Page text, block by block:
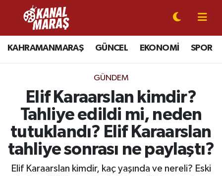
KAHRAMANMARAŞ GÜNCEL EKONOMİ SPOR
GÜNDEM
Elif Karaarslan kimdir?
Tahliye edildi mi, neden
tutuklandı? Elif Karaarslan
tahliye sonrası ne paylaştı?
Elif Karaarslan kimdir, kaç yaşında ve nereli? Eski
CANLI YAYIN
KAHRAMANMARAŞ
GÜNCEL
SPOR
SİYASET
EKONOMİ
Kahramanmaraş Nöbetçi Eczaneler
Kahramanmaraş Hava Durumu
Kahramanmaraş Namaz Vakitleri
Kahramanmaraş Trafik Yoğunluk Haritası
Süper Lig Puan Durumu ve Fikstür
Tüm Manşetler